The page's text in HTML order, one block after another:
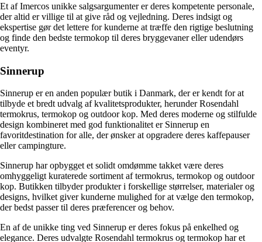
Et af Imercos unikke salgsargumenter er deres kompetente personale,
der altid er villige til at give råd og vejledning. Deres indsigt og
ekspertise gør det lettere for kunderne at træffe den rigtige beslutning
og finde den bedste termokop til deres bryggevaner eller udendørs
eventyr.
Sinnerup
Sinnerup er en anden populær butik i Danmark, der er kendt for at
tilbyde et bredt udvalg af kvalitetsprodukter, herunder Rosendahl
termokrus, termokop og outdoor kop. Med deres moderne og stilfulde
design kombineret med god funktionalitet er Sinnerup en
favoritdestination for alle, der ønsker at opgradere deres kaffepauser
eller campingture.
Sinnerup har opbygget et solidt omdømme takket være deres
omhyggeligt kuraterede sortiment af termokrus, termokop og outdoor
kop. Butikken tilbyder produkter i forskellige størrelser, materialer og
designs, hvilket giver kunderne mulighed for at vælge den termokop,
der bedst passer til deres præferencer og behov.
En af de unikke ting ved Sinnerup er deres fokus på enkelhed og
elegance. Deres udvalgte Rosendahl termokrus og termokop har et